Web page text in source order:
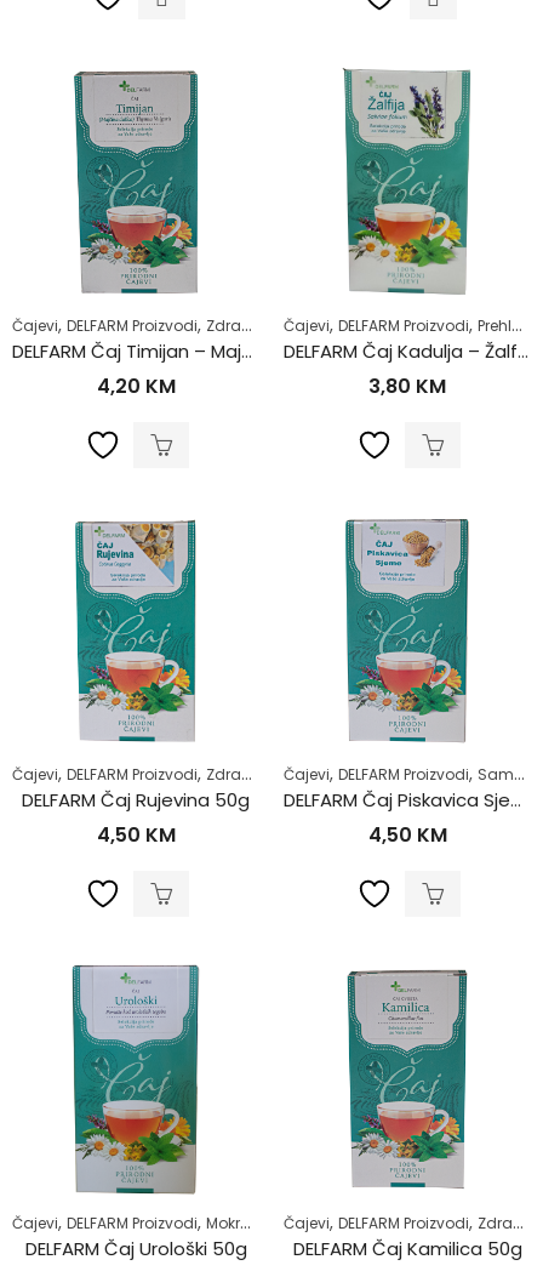
Čajevi, DELFARM Proizvodi, Zdrav život
DELFARM Čaj Timijan – Majčina dušica 50g
4,20 KM
Čajevi, DELFARM Proizvodi, Prehlada i gripa
DELFARM Čaj Kadulja – Žalfija 50g
3,80 KM
Čajevi, DELFARM Proizvodi, Zdrav život
DELFARM Čaj Rujevina 50g
4,50 KM
Čajevi, DELFARM Proizvodi, Samoliječenje
DELFARM Čaj Piskavica Sjeme 50g
4,50 KM
Čajevi, DELFARM Proizvodi, Mokraćni sistem , Samoliječenje,Zdrav život
DELFARM Čaj Urološki 50g
Čajevi, DELFARM Proizvodi, Zdrav život
DELFARM Čaj Kamilica 50g